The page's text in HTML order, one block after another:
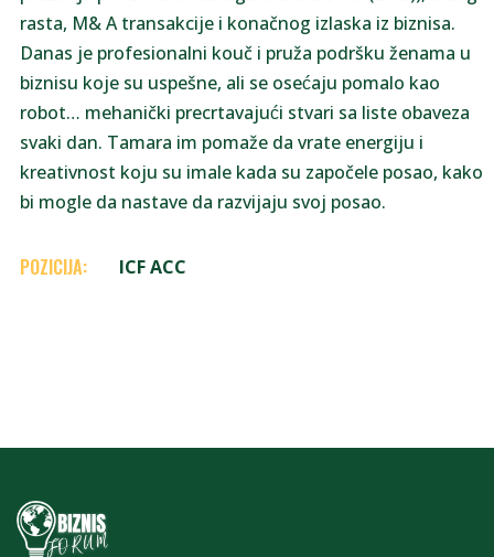
rasta, M& A transakcije i konačnog izlaska iz biznisa.
Danas je profesionalni kouč i pruža podršku ženama u
biznisu koje su uspešne, ali se osećaju pomalo kao
robot… mehanički precrtavajući stvari sa liste obaveza
svaki dan. Tamara im pomaže da vrate energiju i
kreativnost koju su imale kada su započele posao, kako
bi mogle da nastave da razvijaju svoj posao.
POZICIJA: ICF ACC